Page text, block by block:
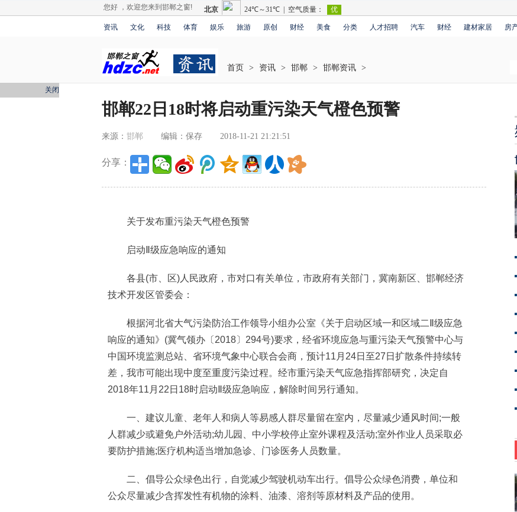
您好 ，欢迎您来到邯郸之窗!
资讯 文化 科技 体育 娱乐 旅游 原创 财经 美食 分类 人才招聘 汽车 财经 建材家居 房
首页 > 资讯 > 邯郸 > 邯郸资讯 >
邯郸22日18时将启动重污染天气橙色预警
来源： 邯郸 编辑：保存 2018-11-21 21:21:51
分享：
关于发布重污染天气橙色预警
启动Ⅱ级应急响应的通知
各县(市、区)人民政府，市对口有关单位，市政府有关部门，冀南新区、邯郸经济
技术开发区管委会：
根据河北省大气污染防治工作领导小组办公室《关于启动区域一和区域二Ⅱ级应急
响应的通知》(冀气领办〔2018〕294号)要求，经省环境应急与重污染天气预警中心与
中国环境监测总站、省环境气象中心联合会商，预计11月24日至27日扩散条件持续转
差，我市可能出现中度至重度污染过程。经市重污染天气应急指挥部研究，决定自
2018年11月22日18时启动Ⅱ级应急响应，解除时间另行通知。
一、建议儿童、老年人和病人等易感人群尽量留在室内，尽量减少通风时间;一般
人群减少或避免户外活动;幼儿园、中小学校停止室外课程及活动;室外作业人员采取必
要防护措施;医疗机构适当增加急诊、门诊医务人员数量。
二、倡导公众绿色出行，自觉减少驾驶机动车出行。倡导公众绿色消费，单位和
公众尽量减少含挥发性有机物的涂料、油漆、溶剂等原材料及产品的使用。
关闭